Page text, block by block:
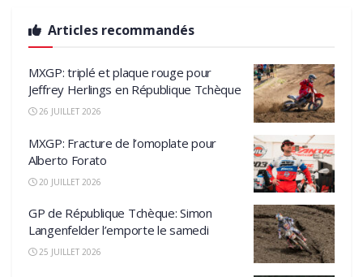
Articles recommandés
MXGP: triplé et plaque rouge pour
Jeffrey Herlings en République Tchèque
26 JUILLET 2026
MXGP: Fracture de l’omoplate pour
Alberto Forato
20 JUILLET 2026
GP de République Tchèque: Simon
Langenfelder l’emporte le samedi
25 JUILLET 2026